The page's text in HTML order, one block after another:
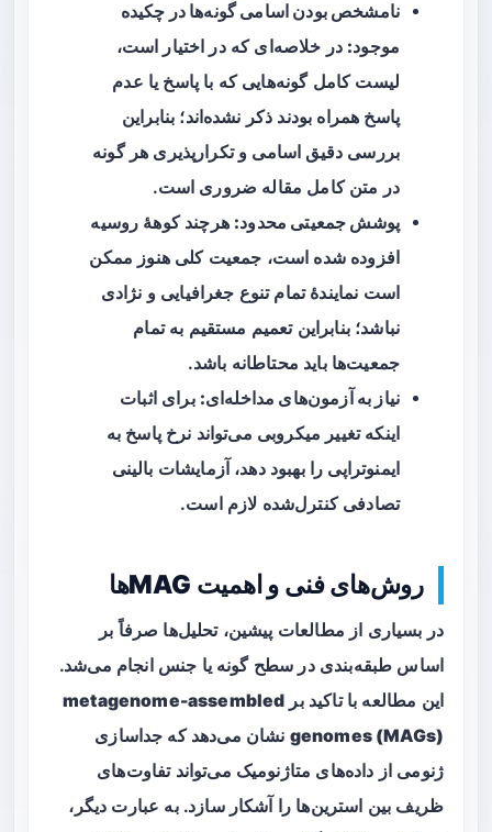
نامشخص بودن اسامی گونه‌ها در چکیده
موجود: در خلاصه‌ای که در اختیار است،
لیست کامل گونه‌هایی که با پاسخ یا عدم
پاسخ همراه بودند ذکر نشده‌اند؛ بنابراین
بررسی دقیق اسامی و تکرارپذیری هر گونه
در متن کامل مقاله ضروری است.
پوشش جمعیتی محدود: هرچند کوههٔ روسیه
افزوده شده است، جمعیت کلی هنوز ممکن
است نمایندهٔ تمام تنوع جغرافیایی و نژادی
نباشد؛ بنابراین تعمیم مستقیم به تمام
جمعیت‌ها باید محتاطانه باشد.
نیاز به آزمون‌های مداخله‌ای: برای اثبات
اینکه تغییر میکروبی می‌تواند نرخ پاسخ به
ایمنوتراپی را بهبود دهد، آزمایشات بالینی
تصادفی کنترل‌شده لازم است.
روش‌های فنی و اهمیت MAGها
در بسیاری از مطالعات پیشین، تحلیل‌ها صرفاً بر
اساس طبقه‌بندی در سطح گونه یا جنس انجام می‌شد.
این مطالعه با تاکید بر metagenome-assembled
genomes (MAGs) نشان می‌دهد که جداسازی
ژنومی از داده‌های متاژنومیک می‌تواند تفاوت‌های
ظریف بین استرین‌ها را آشکار سازد. به عبارت دیگر،